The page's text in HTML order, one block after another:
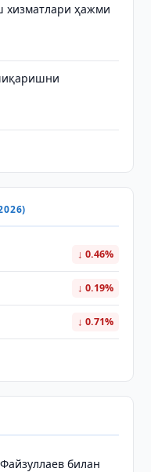
хизматлари ҳажми
↓ 0.46%
↓ 0.19%
↓ 0.71%
билан